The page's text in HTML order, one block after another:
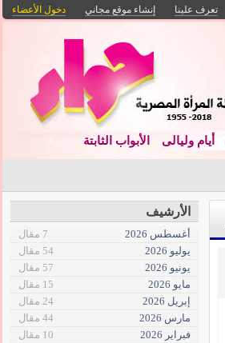
تعرف علينا إنشاء موقع مجاني دخول الأعضاء
أيام وليالى الأبواب الثابتة
الأرشيف
أغسطس 2026
7 مقال
يوليو 2026
54 مقال
يونيو 2026
57 مقال
مايو 2026
15 مقال
إبريل 2026
24 مقال
مارس 2026
44 مقال
فبراير 2026
10 مقال